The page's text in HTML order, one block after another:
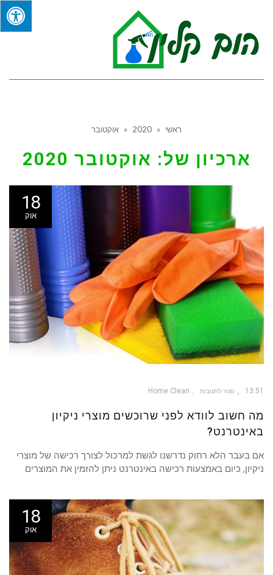
ראשי »
2020
» אוקטובר
ארכיון של: אוקטובר 2020
18
אוק
13:51 סגור לתגובות
חשוב
לוודא
Home Clean
מה חשוב לוודא לפני שרוכשים מוצרי ניקיון
באינטרנט?
אם בעבר הלא רחוק נדרשנו לגשת למרכול לצורך רכישה של מוצרי
ניקיון, כיום באמצעות רכישה באינטרנט ניתן להזמין את המוצרים
18
אוק